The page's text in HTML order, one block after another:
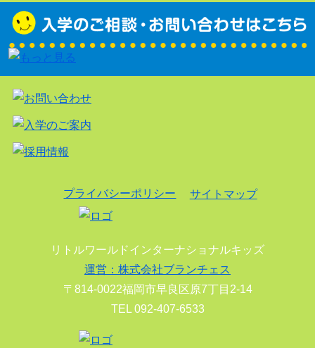
プライバシーポリシー サイトマップ
リトルワールドインターナショナルキッズ
運営：株式会社ブランチェス
〒814-0022福岡市早良区原7丁目2-14
TEL 092-407-6533